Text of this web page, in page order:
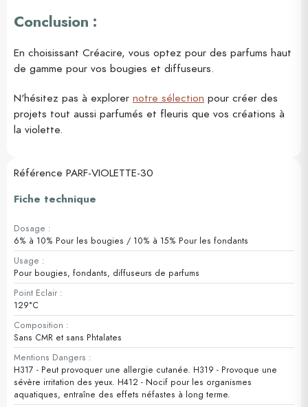
Conclusion :
En choisissant Créacire, vous optez pour des parfums haut
de gamme pour vos bougies et diffuseurs.
N'hésitez pas à explorer notre sélection pour créer des
projets tout aussi parfumés et fleuris que vos créations à
la violette.
Référence PARF-VIOLETTE-30
Fiche technique
Dosage :
6% à 10% Pour les bougies / 10% à 15% Pour les fondants
Usage :
Pour bougies, fondants, diffuseurs de parfums
Point Eclair :
129°C
Composition :
Sans CMR et sans Phtalates
Mentions Dangers :
H317 - Peut provoquer une allergie cutanée. H319 - Provoque une
sévère irritation des yeux. H412 - Nocif pour les organismes
aquatiques, entraîne des effets néfastes à long terme.